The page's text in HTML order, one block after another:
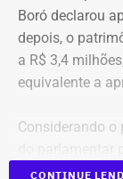
Aloisio Freitas
de R$ 184,7 mil
dobra
mil
cientifica, dos
que vai sim
estudar com
Roque.
Boró declarou
depois, o
a R$ 3,4
equivalente a
Considerando o
3.571.325,97,
CONTINUE